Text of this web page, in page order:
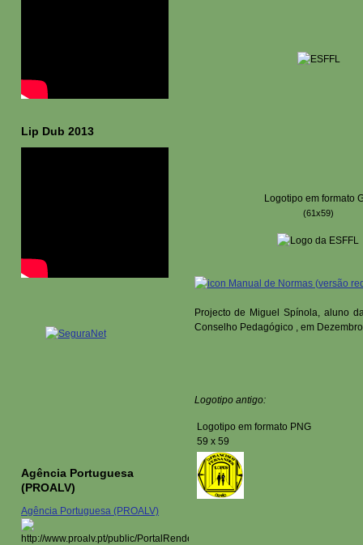
Logotipo em formato
(61x59)
Manual de Normas (versão
Projecto de Miguel Spínola, aluno
Conselho Pedagógico , em
Logotipo antigo:
Logotipo em formato PNG
59 x 59
Lip Dub 2013
Agência Portuguesa
(PROALV)
Agência Portuguesa (PROALV)